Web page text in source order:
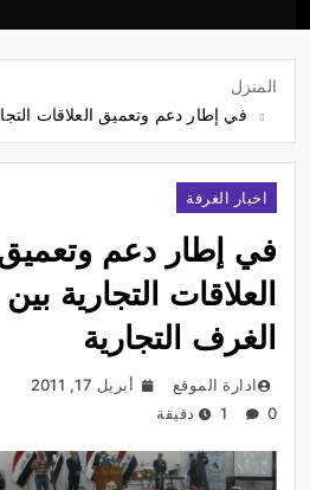
المنزل
في إطار دعم وتعميق العلاقات
اخبار الغرفة
في إطار دعم
العلاقات التجارية بين
الغرف التجارية
ادارة الموقع
أبريل 17, 2011
0
1 دقيقة